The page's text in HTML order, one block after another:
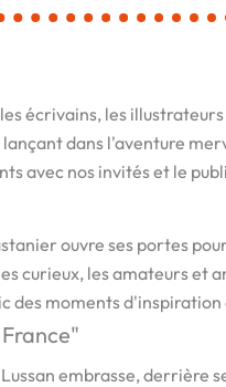
écrivains, les
dans l'aventure
avec nos invités et le
ouvre ses portes
curieux, les amateurs
des moments
embrasse, derrière